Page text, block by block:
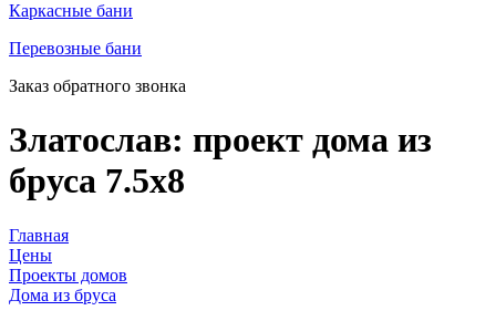
Каркасные бани
Перевозные бани
Заказ обратного звонка
Златослав: проект дома из
бруса 7.5х8
Главная
Цены
Проекты домов
Дома из бруса